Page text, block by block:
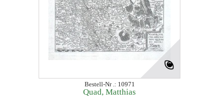
Bestell-Nr .: 10971
Quad, Matthias